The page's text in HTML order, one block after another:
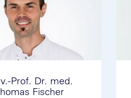
Prof. Dr. med.
Fischer